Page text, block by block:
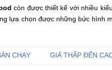
còn được thiết kế với nhiều
lựa chọn được những bức hình
CHẠY GIÁ THẤP ĐẾN